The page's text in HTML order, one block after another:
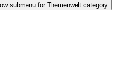
submenu for Themenwelt category